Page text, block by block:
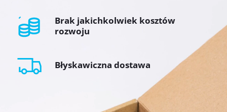
Brak jakichkolwiek kosztów
rozwoju
Błyskawiczna dostawa